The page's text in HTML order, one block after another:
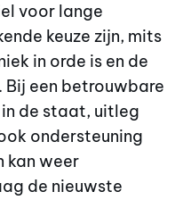
voor lange
keuze zijn, mits
in orde is en de
een betrouwbare
de staat, uitleg
ondersteuning
kan weer
de nieuwste